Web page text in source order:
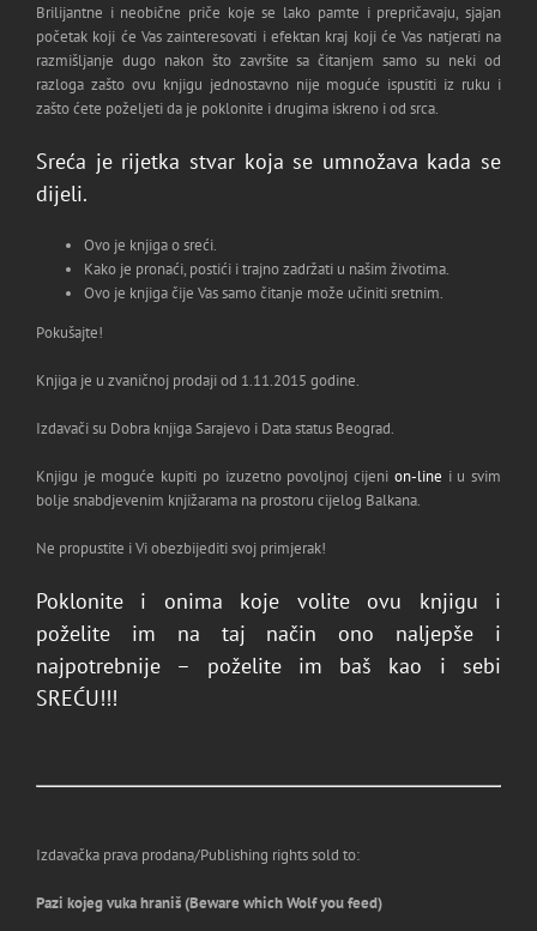
Brilijantne i neobične priče koje se lako pamte i prepričavaju, sjajan
početak koji će Vas zainteresovati i efektan kraj koji će Vas natjerati na
razmišljanje dugo nakon što završite sa čitanjem samo su neki od
razloga zašto ovu knjigu jednostavno nije moguće ispustiti iz ruku i
zašto ćete poželjeti da je poklonite i drugima iskreno i od srca.
Sreća je rijetka stvar koja se umnožava kada se
dijeli.
Ovo je knjiga o sreći.
Kako je pronaći, postići i trajno zadržati u našim životima.
Ovo je knjiga čije Vas samo čitanje može učiniti sretnim.
Pokušajte!
Knjiga je u zvaničnoj prodaji od 1.11.2015 godine.
Izdavači su Dobra knjiga Sarajevo i Data status Beograd.
Knjigu je moguće kupiti po izuzetno povoljnoj cijeni on-line i u svim
bolje snabdjevenim knjižarama na prostoru cijelog Balkana.
Ne propustite i Vi obezbijediti svoj primjerak!
Poklonite i onima koje volite ovu knjigu i
poželite im na taj način ono naljepše i
najpotrebnije – poželite im baš kao i sebi
SREĆU!!!
Izdavačka prava prodana/Publishing rights sold to:
Pazi kojeg vuka hraniš (Beware which Wolf you feed)